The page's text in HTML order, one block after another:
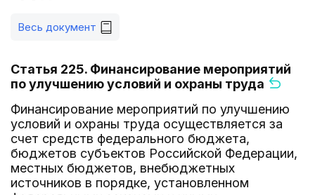
Весь документ
Статья 225. Финансирование мероприятий
по улучшению условий и охраны труда
Финансирование мероприятий по улучшению
условий и охраны труда осуществляется за
счет средств федерального бюджета,
бюджетов субъектов Российской Федерации,
местных бюджетов, внебюджетных
источников в порядке, установленном